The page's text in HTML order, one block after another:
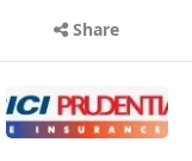
Share